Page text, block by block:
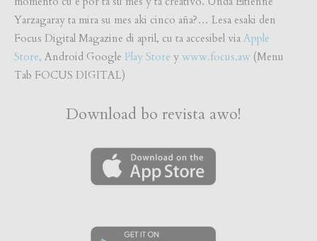
Yarzagaray ta mira su mes aki cinco aña?… Lesa esaki den
Focus Digital Magazine di april, cu ta accesibel via Apple
Store, Android Google Play Store y www.focus.aw (Menu
Tab FOCUS DIGITAL)
Download bo revista awo!